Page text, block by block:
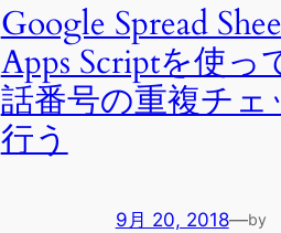
Google Spread
Apps Scriptを使っ
話番号の重複チェ
行う
9月 20, 2018—by